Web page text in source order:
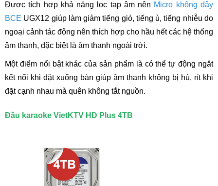
Được tích hợp khả năng lọc tạp âm nên Micro không dây
BCE UGX12 giúp làm giảm tiếng gió, tiếng ù, tiếng nhiễu do
ngoại cảnh tác động nên thích hợp cho hầu hết các hệ thống
âm thanh, đặc biệt là âm thanh ngoài trời.
Một điểm nổi bật khác của sản phẩm là có thể tự động ngắt
kết nối khi đặt xuống bàn giúp âm thanh không bị hú, rít khi
đặt cạnh nhau mà quên không tắt nguồn.
Đầu karaoke VietKTV HD Plus 4TB